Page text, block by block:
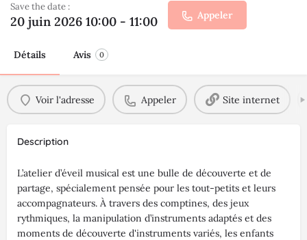
Save the date :
20 juin 2026 10:00 - 11:00 Appeler
Détails Avis 0
Voir l'adresse Appeler Site internet
Description
L’atelier d’éveil musical est une bulle de découverte et de
partage, spécialement pensée pour les tout-petits et leurs
accompagnateurs. À travers des comptines, des jeux
rythmiques, la manipulation d’instruments adaptés et des
moments de découverte d'instruments variés, les enfants